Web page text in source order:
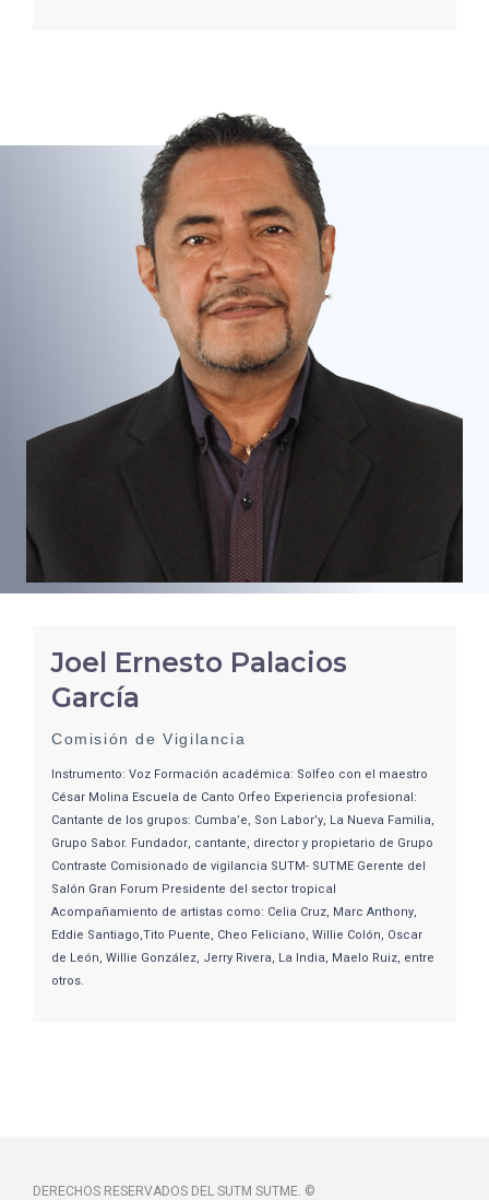
Joel Ernesto Palacios
García
Comisión de Vigilancia
Instrumento: Voz Formación académica: Solfeo con el maestro
César Molina Escuela de Canto Orfeo Experiencia profesional:
Cantante de los grupos: Cumba’e, Son Labor’y, La Nueva Familia,
Grupo Sabor. Fundador, cantante, director y propietario de Grupo
Contraste Comisionado de vigilancia SUTM- SUTME Gerente del
Salón Gran Forum Presidente del sector tropical
Acompañamiento de artistas como: Celia Cruz, Marc Anthony,
Eddie Santiago,Tito Puente, Cheo Feliciano, Willie Colón, Oscar
de León, Willie González, Jerry Rivera, La India, Maelo Ruiz, entre
otros.
DERECHOS RESERVADOS DEL SUTM SUTME. ©